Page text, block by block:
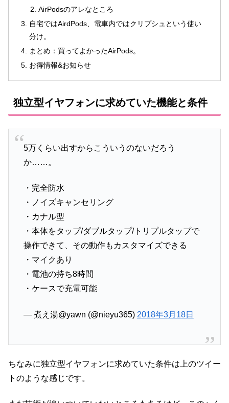
AirPodsのアレなところ
自宅ではAirdPods、電車内ではクリプシュという使い
分け。
まとめ：買ってよかったAirPods。
お得情報&お知らせ
独立型イヤフォンに求めていた機能と条件
5万くらい出すからこういうのないだろう
か……。
・完全防水
・ノイズキャンセリング
・カナル型
・本体をタップ/ダブルタップ/トリプルタップで
操作できて、その動作もカスタマイズできる
・マイクあり
・電池の持ち8時間
・ケースで充電可能
— 煮え湯@yawn (@nieyu365) 2018年3月18日
ちなみに独立型イヤフォンに求めていた条件は上のツイー
トのような感じです。